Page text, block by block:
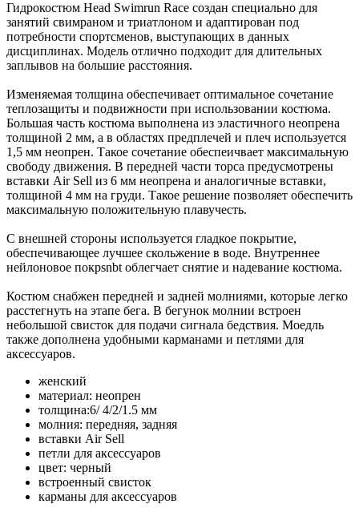
Гидрокостюм Head Swimrun Race создан специально для
занятий свимраном и триатлоном и адаптирован под
потребности спортсменов, выступающих в данных
дисциплинах. Модель отлично подходит для длительных
заплывов на большие расстояния.
Изменяемая толщина обеспечивает оптимальное сочетание
теплозащиты и подвижности при использовании костюма.
Большая часть костюма выполнена из эластичного неопрена
толщиной 2 мм, а в областях предплечей и плеч используется
1,5 мм неопрен. Такое сочетание обеспеичвает максимальную
свободу движения. В передней части торса предусмотрены
вставки Air Sell из 6 мм неопрена и аналогичные вставки,
толщиной 4 мм на груди. Такое решение позволяет обеспечить
максимальную положительную плавучесть.
С внешней стороны используется гладкое покрытие,
обеспечивающее лучшее скольжение в воде. Внутреннее
нейлоновое покрsnbt облегчает снятие и надевание костюма.
Костюм снабжен передней и задней молниями, которые легко
расстегнуть на этапе бега. В бегунок молнии встроен
небольшой свисток для подачи сигнала бедствия. Моедль
также дополнена удобными карманами и петлями для
аксессуаров.
женский
материал: неопрен
толщина:6/ 4/2/1.5 мм
молния: передняя, задняя
вставки Air Sell
петли для аксессуаров
цвет: черный
встроенный свисток
карманы для аксессуаров